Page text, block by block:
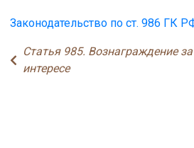
Законодательство по ст. 986 ГК
Статья 985. Вознаграждение
интересе